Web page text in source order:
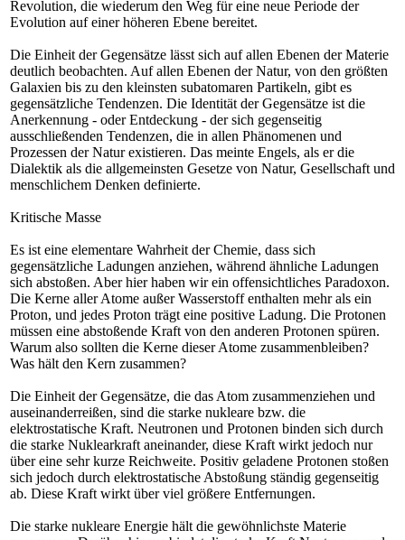
Revolution, die wiederum den Weg für eine neue Periode der
Evolution auf einer höheren Ebene bereitet.
Die Einheit der Gegensätze lässt sich auf allen Ebenen der Materie
deutlich beobachten. Auf allen Ebenen der Natur, von den größten
Galaxien bis zu den kleinsten subatomaren Partikeln, gibt es
gegensätzliche Tendenzen. Die Identität der Gegensätze ist die
Anerkennung - oder Entdeckung - der sich gegenseitig
ausschließenden Tendenzen, die in allen Phänomenen und
Prozessen der Natur existieren. Das meinte Engels, als er die
Dialektik als die allgemeinsten Gesetze von Natur, Gesellschaft und
menschlichem Denken definierte.
Kritische Masse
Es ist eine elementare Wahrheit der Chemie, dass sich
gegensätzliche Ladungen anziehen, während ähnliche Ladungen
sich abstoßen. Aber hier haben wir ein offensichtliches Paradoxon.
Die Kerne aller Atome außer Wasserstoff enthalten mehr als ein
Proton, und jedes Proton trägt eine positive Ladung. Die Protonen
müssen eine abstoßende Kraft von den anderen Protonen spüren.
Warum also sollten die Kerne dieser Atome zusammenbleiben?
Was hält den Kern zusammen?
Die Einheit der Gegensätze, die das Atom zusammenziehen und
auseinanderreißen, sind die starke nukleare bzw. die
elektrostatische Kraft. Neutronen und Protonen binden sich durch
die starke Nuklearkraft aneinander, diese Kraft wirkt jedoch nur
über eine sehr kurze Reichweite. Positiv geladene Protonen stoßen
sich jedoch durch elektrostatische Abstoßung ständig gegenseitig
ab. Diese Kraft wirkt über viel größere Entfernungen.
Die starke nukleare Energie hält die gewöhnlichste Materie